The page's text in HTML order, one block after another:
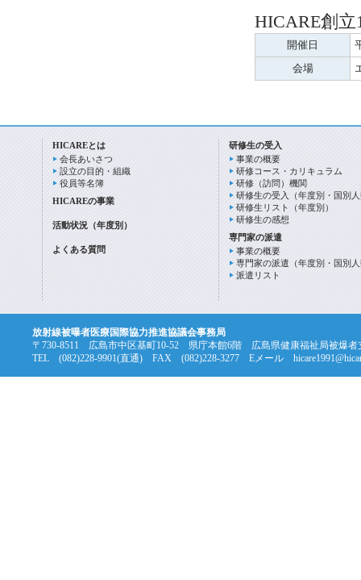
HICARE創
開催日
会場
HICAREとは
会長あいさつ
設立の目的・組織
役員等名簿
HICAREの事業
活動状況（年度別）
よくある質問
研修生の受入
事業の概要
研修コース・カリキュラム
研修（訪問）機関
研修生の受入（年度別・国別
研修生リスト（年度別）
研修生の感想
専門家の派遣
事業の概要
専門家の派遣（年度別・国別
派遣リスト
放射線被曝者医療国際協力推進協議会事務局
〒730-8511 広島市中区基町10-52 県庁本館6階 広島県健康福祉局被爆者
TEL (082)228-9901(直通) FAX (082)228-3277 Eメール